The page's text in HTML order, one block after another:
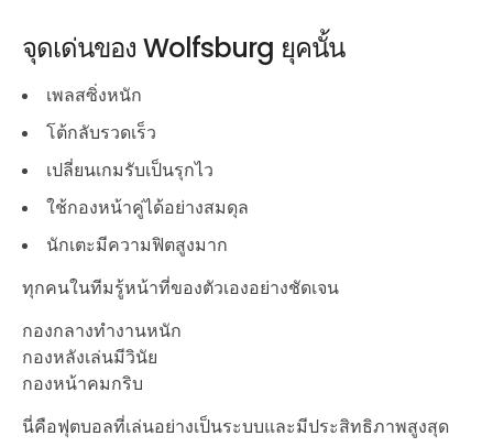
จุดเด่นของ Wolfsburg ยุคนั้น
เพลสซิ่งหนัก
โต้กลับรวดเร็ว
เปลี่ยนเกมรับเป็นรุกไว
ใช้กองหน้าคู่ได้อย่างสมดุล
นักเตะมีความฟิตสูงมาก
ทุกคนในทีมรู้หน้าที่ของตัวเองอย่างชัดเจน
กองกลางทำงานหนัก
กองหลังเล่นมีวินัย
กองหน้าคมกริบ
นี่คือฟุตบอลที่เล่นอย่างเป็นระบบและมีประสิทธิภาพสูงสุด